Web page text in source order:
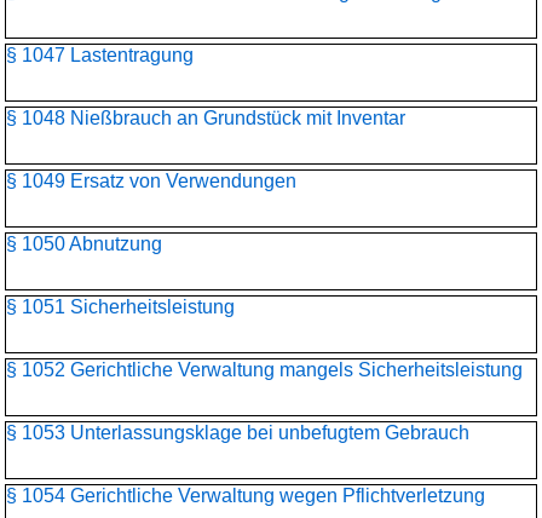
§ 1047 Lastentragung
§ 1048 Nießbrauch an Grundstück mit Inventar
§ 1049 Ersatz von Verwendungen
§ 1050 Abnutzung
§ 1051 Sicherheitsleistung
§ 1052 Gerichtliche Verwaltung mangels Sicherheitsleistung
§ 1053 Unterlassungsklage bei unbefugtem Gebrauch
§ 1054 Gerichtliche Verwaltung wegen Pflichtverletzung